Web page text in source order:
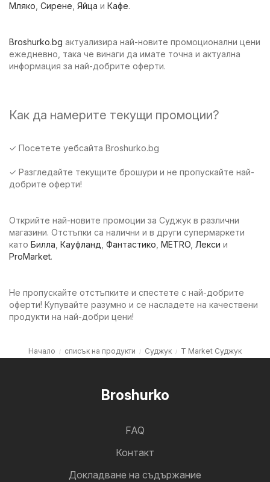
Мляко, Сирене, Яйца и Кафе.
Broshurko.bg актуализира най-новите промоционални цени
ежедневно, така че винаги да имате точна и актуална
информация за най-добрите оферти.
Как да намерите текущи промоции?
✓ Посетете уебсайта Broshurko.bg
✓ Разгледайте текущите брошури и не пропускайте най-
добрите оферти!
Открийте най-новите промоции за Суджук в различни
магазини. Отстъпки са налични и в други супермаркети
като Билла, Кауфланд, Фантастико, METRO, Лекси и
ProMarket.
Не пропускайте отстъпките и спестете с най-добрите
оферти! Купувайте разумно и се насладете на качествени
продукти на най-добри цени!
Начало списък на продукти Суджук T Market Суджук
Broshurko
FAQ
Контакт
Докладване на съдържание